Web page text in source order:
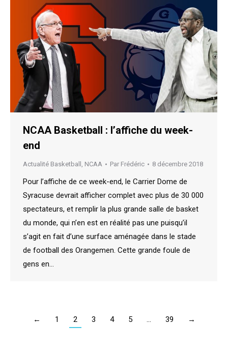
NCAA Basketball : l’affiche du week-
end
Actualité Basketball , NCAA Par Frédéric 8 décembre 2018
Pour l’affiche de ce week-end, le Carrier Dome de
Syracuse devrait afficher complet avec plus de 30 000
spectateurs, et remplir la plus grande salle de basket
du monde, qui n’en est en réalité pas une puisqu’il
s’agit en fait d’une surface aménagée dans le stade
de football des Orangemen. Cette grande foule de
gens en…
← 1 2 3 4 5 … 39 →